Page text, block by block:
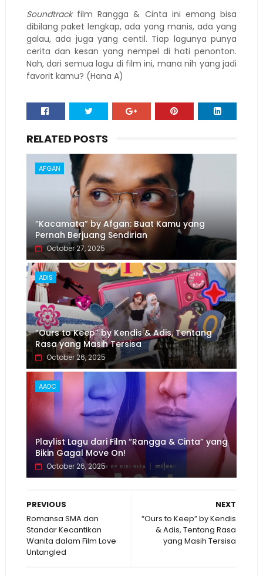
Soundtrackfilm Rangga & Cinta ini emang bisa
dibilang paket lengkap, ada yang manis, ada yang
galau, ada juga yang centil. Tiap lagunya punya
cerita dan kesan yang nempel di hati penonton.
Nah, dari semua lagu di film ini, mana nih yang jadi
favorit kamu? (Hana A)
RELATED POSTS
AFGAN
“Kacamata” by Afgan: Buat Kamu yang
Pernah Berjuang Sendirian
October 27, 2025
ADIS
“Ours to Keep” by Kendis & Adis, Tentang
Rasa yang Masih Tersisa
October 26, 2025
AADC
Playlist Lagu dari Film “Rangga & Cinta” yang
Bikin Gagal Move On!
October 26, 2025
NEXT
“Ours to Keep” by Kendis
& Adis, Tentang Rasa
yang Masih Tersisa
PREVIOUS
Romansa SMA dan
Standar Kecantikan
Wanita dalam Film Love
Untangled